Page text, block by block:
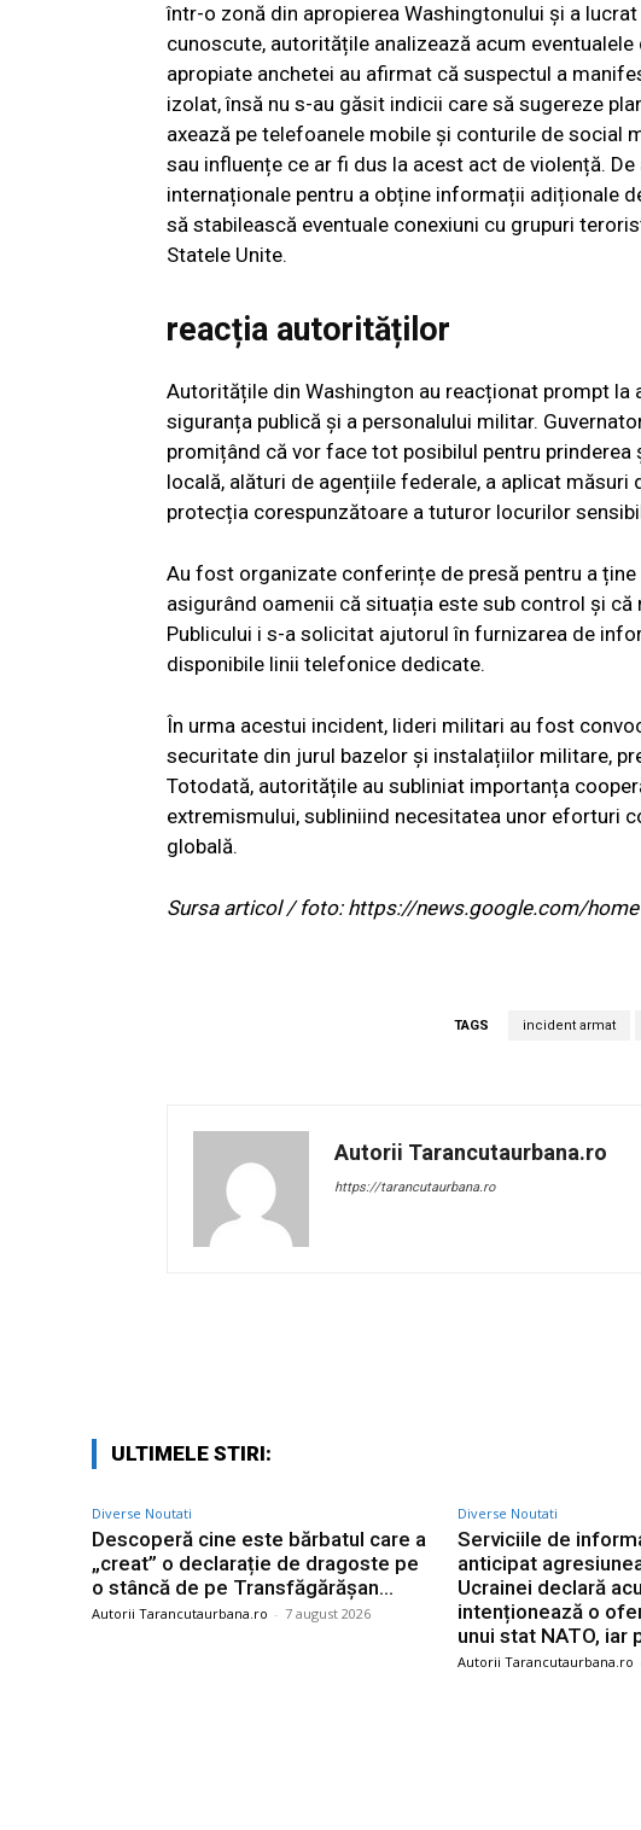
într-o zonă din apropierea Washingtonului și a
cunoscute, autoritățile analizează acum
apropiate anchetei au afirmat că suspectul a
izolat, însă nu s-au găsit indicii care să sugereze
axează pe telefoanele mobile și conturile de social
sau influențe ce ar fi dus la acest act de violență.
internaționale pentru a obține informații adiționale
să stabilească eventuale conexiuni cu grupuri
Statele Unite.
reacția autorităților
Autoritățile din Washington au reacționat prompt
siguranța publică și a personalului militar.
promițând că vor face tot posibilul pentru
locală, alături de agențiile federale, a aplicat
protecția corespunzătoare a tuturor locurilor
Au fost organizate conferințe de presă pentru a
asigurând oamenii că situația este sub control și
Publicului i s-a solicitat ajutorul în furnizarea de
disponibile linii telefonice dedicate.
În urma acestui incident, lideri militari au fost
securitate din jurul bazelor și instalațiilor militare,
Totodată, autoritățile au subliniat importanța
extremismului, subliniind necesitatea unor eforturi
globală.
Sursa articol / foto: https://news.google.com/
TAGS incident armat
Autorii Tarancutaurbana.ro
https://tarancutaurbana.ro
ULTIMELE STIRI:
Diverse Noutati
Descoperă cine este bărbatul care a
„creat” o declarație de dragoste pe
o stâncă de pe Transfăgărășan…
Autorii Tarancutaurbana.ro - 7 august 2026
Diverse Noutati
Serviciile de
anticipat
Ucrainei declară
intenționează o
unui stat NATO, iar
Autorii Tarancutaurbana.ro